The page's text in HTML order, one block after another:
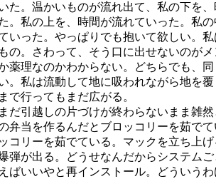
た。温かいものが流れ出て、私の下を、
。私の上を、時間が流れていった。私の
いった。やっぱりでも抱いて欲しい。私
の。さわって、そう口に出せないのがメ
薬理なのかわからない。どちらでも、同
。私は流動して地に吸われながら地を覆
で行ってもまだ広がる。
だ引越しの片づけが終わらないまま雑然
弁当を作るんだとブロッコリーを茹でて
コリーを茹でている。マックを立ち上げ
弾が出る。どうせなんだからシステムご
ばいいやと再インストール。どういうわ